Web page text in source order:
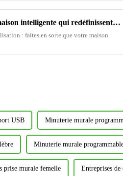
Présentez de nouvelles solutions de maison intelligente qui redéfinissent le confort de vie
: faites en sorte que votre maison
USB Minuterie murale
Minuterie murale
prise murale femelle Entreprises